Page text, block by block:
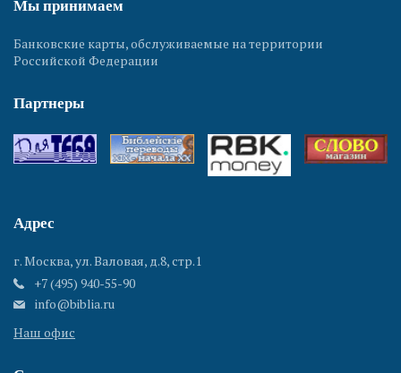
Мы принимаем
Банковские карты, обслуживаемые на территории
Российской Федерации
Партнеры
Адрес
г. Москва, ул. Валовая, д.8, стр.1
+7 (495) 940-55-90
info@biblia.ru
Наш офис